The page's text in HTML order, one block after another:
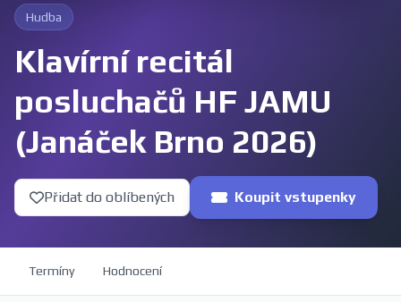
Hudba
Klavírní recitál
posluchačů HF JAMU
(Janáček Brno 2026)
Přidat do oblíbených Koupit vstupenky
Termíny Hodnocení